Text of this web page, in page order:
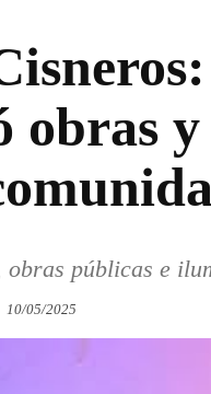
obras
obras públicas e
10/05/2025